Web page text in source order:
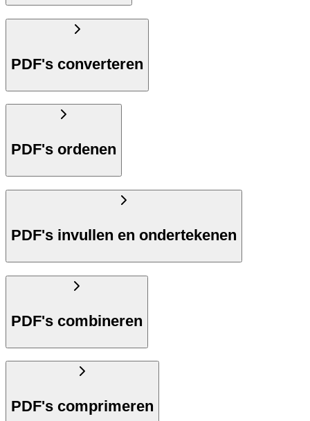
PDF's converteren
PDF's ordenen
PDF's invullen en ondertekenen
PDF's combineren
PDF's comprimeren